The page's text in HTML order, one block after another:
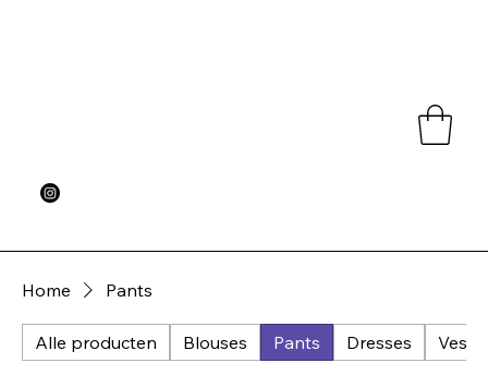
Home Pants
Alle producten Blouses Pants Dresses